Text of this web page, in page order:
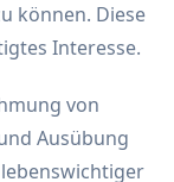
können. Diese
Interesse.
von
Ausübung